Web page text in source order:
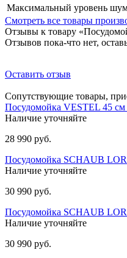
Максимальный уровень
Смотреть все товары
Отзывы к товару
Отзывов пока-что нет,
Оставить отзыв
Сопутствующие товары,
Посудомойка VESTEL 45
Наличие уточняйте
28 990 руб.
Посудомойка SCHAUB
Наличие уточняйте
30 990 руб.
Посудомойка SCHAUB
Наличие уточняйте
30 990 руб.